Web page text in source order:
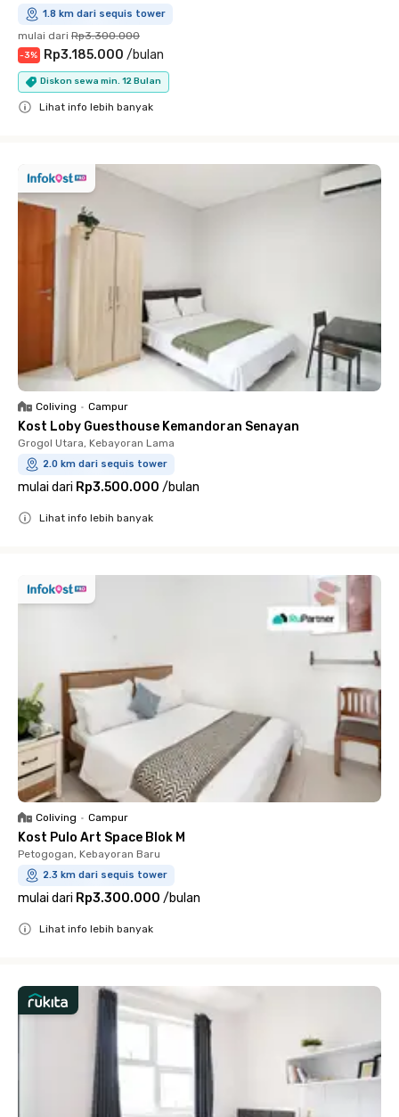
1.8 km dari sequis tower
mulai dari Rp3.300.000
-3% Rp3.185.000 /bulan
Diskon sewa min. 12 Bulan
Lihat info lebih banyak
Coliving • Campur
Kost Loby Guesthouse Kemandoran Senayan
Grogol Utara, Kebayoran Lama
2.0 km dari sequis tower
mulai dari Rp3.500.000 /bulan
Lihat info lebih banyak
Coliving • Campur
Kost Pulo Art Space Blok M
Petogogan, Kebayoran Baru
2.3 km dari sequis tower
mulai dari Rp3.300.000 /bulan
Lihat info lebih banyak